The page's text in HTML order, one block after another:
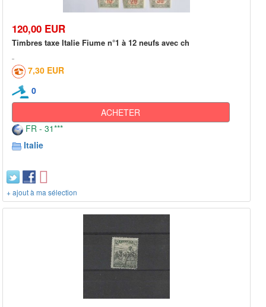
120,00 EUR
Timbres taxe Italie Fiume n°1 à 12 neufs avec ch
7,30 EUR
0
ACHETER
FR - 31***
Italie
+ ajout à ma sélection